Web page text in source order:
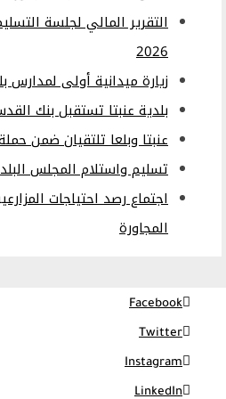
التقرير المالي لجلسة التسليم
زيارة ميدانية أولى لمدارس بلدة
بلدية عنبتا تستقبل بنك القدس في
عنبتا وبلعا تلتقيان ضمن حملة
تسليم واستلام المجلس البلدي
اجتماع رصد احتياجات المزارعين
المجاورة
Facebook
Twitter
Instagram
LinkedIn